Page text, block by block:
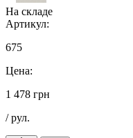
На складе
Артикул:
675
Цена:
1 478 грн
/ рул.